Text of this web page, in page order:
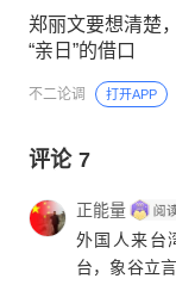
郑丽文要想清楚
“亲日”的借口
不二论调 打开APP
评论 7
正能量
外国人来台
台，象谷立